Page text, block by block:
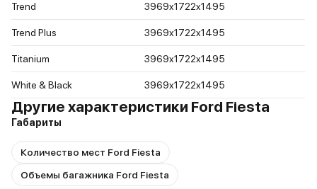
Trend
3969x1722x1495
Trend Plus 3969x1722x1495
Titanium 3969x1722x1495
White & Black 3969x1722x1495
Другие характеристики Ford Fiesta
Габариты
Количество мест Ford Fiesta
Объемы багажника Ford Fiesta